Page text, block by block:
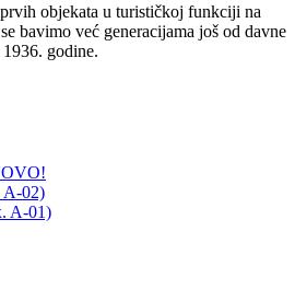
objekata u turističkoj funkciji na
bavimo već generacijama još od davne
1936. godine.
A-02)
A-01)